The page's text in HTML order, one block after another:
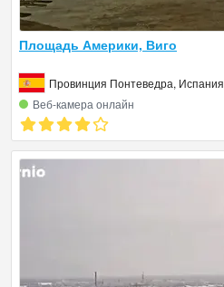
Площадь Америки, Виго
Провинция Понтеведра, Испания
Веб‑камера онлайн